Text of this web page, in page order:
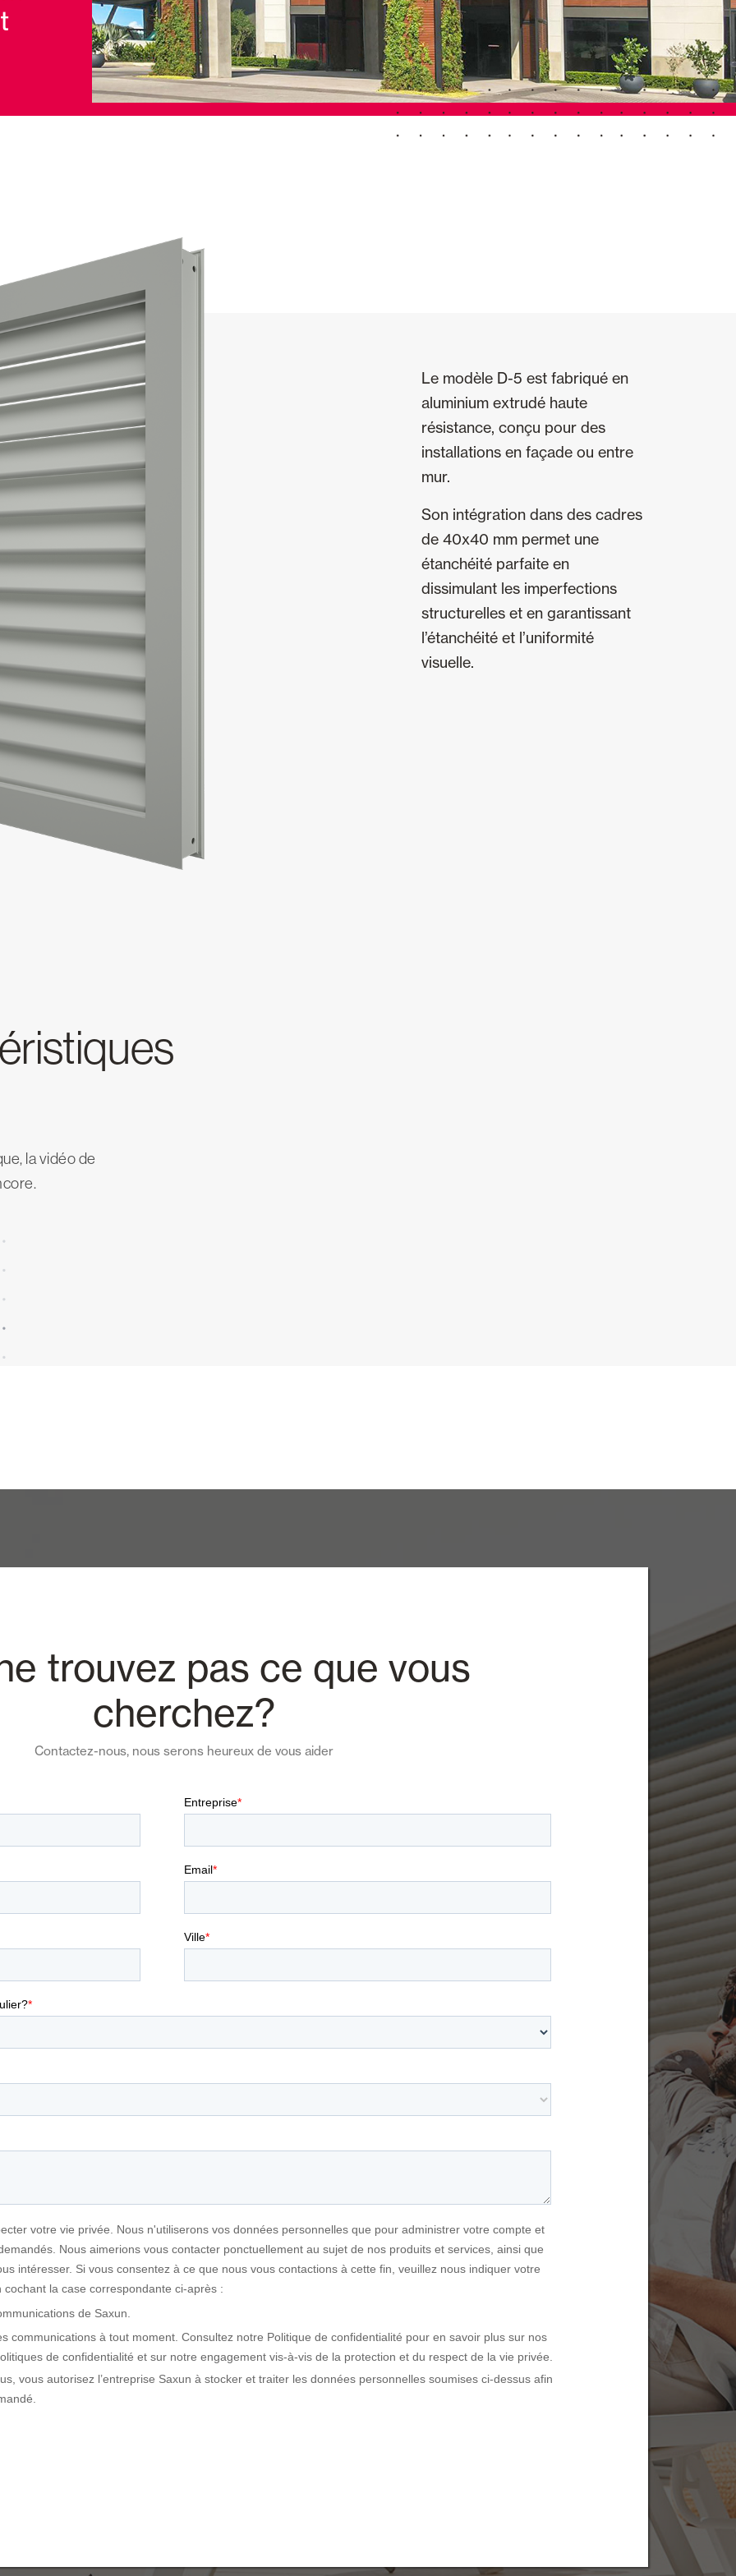
PVC Stores Portes Automatiques
VOIR TOUS LES PRODUITS
Le modèle D-5 est fabriqué en
aluminium extrudé haute
résistance, conçu pour des
installations en façade ou entre
mur.
Son intégration dans des cadres
de 40x40 mm permet une
étanchéité parfaite en
dissimulant les imperfections
structurelles et en garantissant
l’étanchéité et l’uniformité
visuelle.
la vidéo de
trouvez pas ce que vous
cherchez?
Contactez-nous, nous serons heureux de vous aider